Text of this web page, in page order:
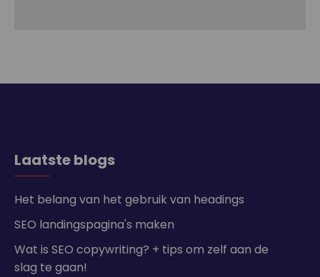
Laatste blogs
Het belang van het gebruik van headings
SEO landingspagina's maken
Wat is SEO copywriting? + tips om zelf aan de
slag te gaan!